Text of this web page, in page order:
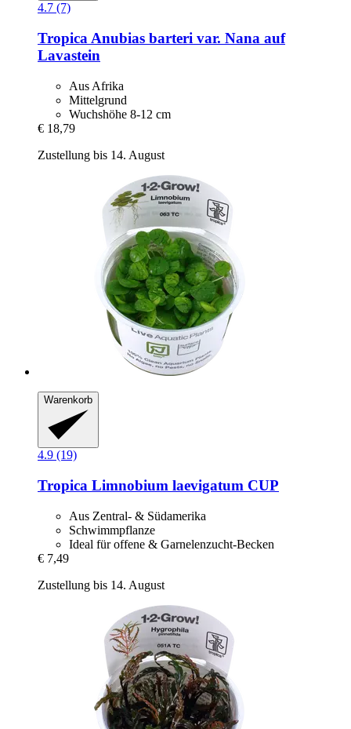
4.7 (7)
Tropica Anubias barteri var. Nana auf
Lavastein
Aus Afrika
Mittelgrund
Wuchshöhe 8-12 cm
€ 18,79
Zustellung bis 14. August
Warenkorb
4.9 (19)
Tropica Limnobium laevigatum CUP
Aus Zentral- & Südamerika
Schwimmpflanze
Ideal für offene & Garnelenzucht-Becken
€ 7,49
Zustellung bis 14. August